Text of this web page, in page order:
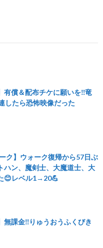
有償＆配布チケに願いを‼️竜
したら恐怖映像だった
ク】ウォーク復帰から57日ぶ
ハン、魔剣士、大魔道士、大
😊レベル1→20💪
無課金‼️りゅうおうふくびき